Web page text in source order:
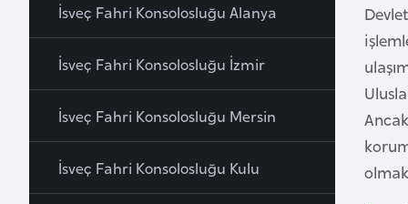
İsveç Fahri Konsolosluğu Alanya
İsveç Fahri Konsolosluğu İzmir
İsveç Fahri Konsolosluğu Mersin
İsveç Fahri Konsolosluğu Kulu
z
r
b
a
y